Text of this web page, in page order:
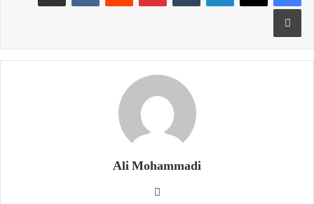
چاپ
Ali Mohammadi